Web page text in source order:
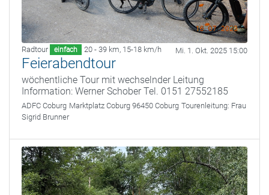
Radtour einfach 20 - 39 km, 15-18 km/h Mi. 1. Okt. 2025 15:00
Feierabendtour
wöchentliche Tour mit wechselnder Leitung
Information: Werner Schober Tel. 0151 27552185
ADFC Coburg Marktplatz Coburg 96450 Coburg Tourenleitung: Frau
Sigrid Brunner